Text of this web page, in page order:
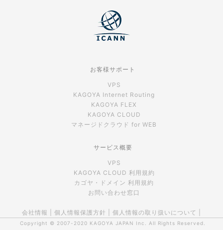
お客様サポート
VPS
KAGOYA Internet Routing
KAGOYA FLEX
KAGOYA CLOUD
マネージドクラウド for WEB
サービス概要
VPS
KAGOYA CLOUD 利用規約
カゴヤ・ドメイン 利用規約
お問い合わせ窓口
会社情報 個人情報保護方針 個人情報の取り扱いについて
Copyright © 2007-2020 KAGOYA JAPAN Inc. All Rights Reserved.